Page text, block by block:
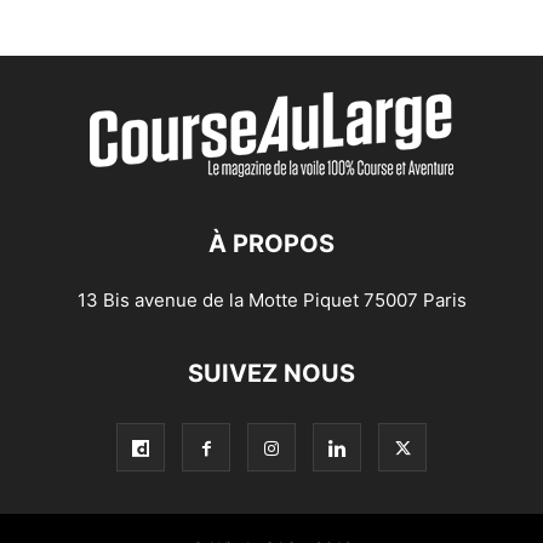
À PROPOS
13 Bis avenue de la Motte Piquet 75007 Paris
SUIVEZ NOUS